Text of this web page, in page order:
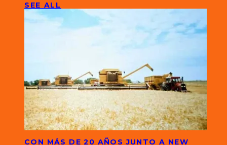
SEE ALL
CON MÁS DE 20 AÑOS JUNTO A NEW